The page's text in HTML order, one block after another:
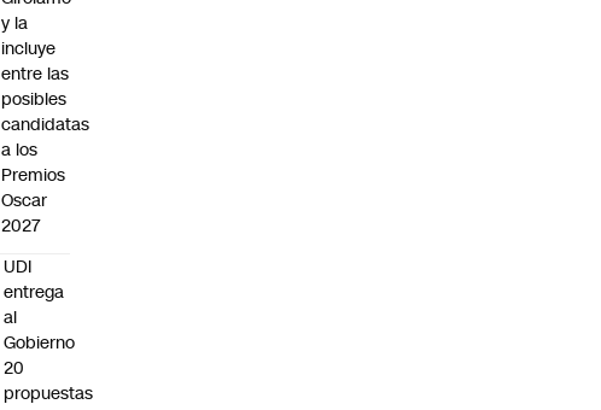
y la
incluye
entre las
posibles
candidatas
a los
Premios
Oscar
2027
UDI
entrega
al
Gobierno
20
propuestas